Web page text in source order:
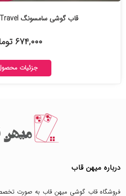
قاب گوشی سامسونگ Travel سفر کد-۴۵۳۶۷
۶۷۴,۰۰۰ تومان
جزئیات
درباره میهن قاب
فروشگاه قاب گوشی میهن قاب به صورت